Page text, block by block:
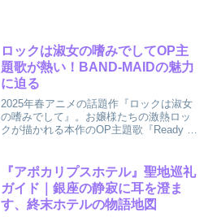
ロックは淑女の嗜みでしてOP主
題歌が熱い！BAND-MAIDの魅力
に迫る
2025年春アニメの話題作『ロックは淑女
の嗜みでして』。お嬢様たちの激熱ロッ
クが描かれる本作のOP主題歌『Ready to
歌を歌っているのは、世界的人気を誇る
ガールズ...
『アポカリプスホテル』聖地巡礼
ガイド｜銀座の静寂に耳を澄ま
す、終末ホテルの物語地図